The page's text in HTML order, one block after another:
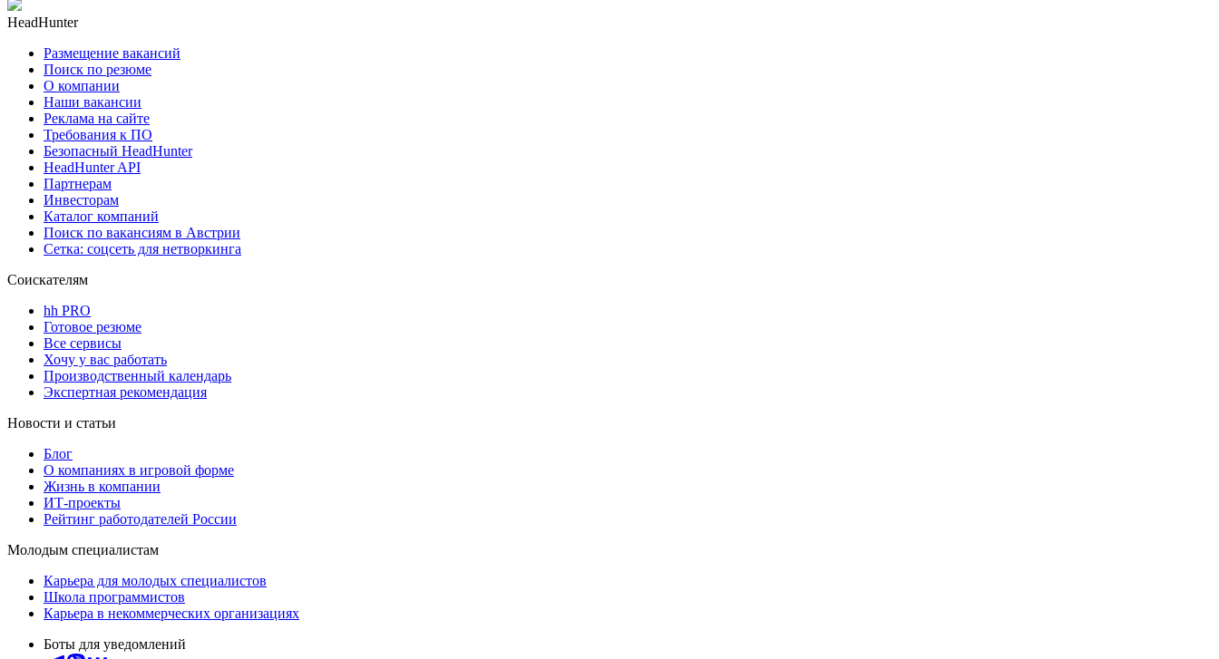
HeadHunter
Размещение вакансий
Поиск по резюме
О компании
Наши вакансии
Реклама на сайте
Требования к ПО
Безопасный HeadHunter
HeadHunter API
Партнерам
Инвесторам
Каталог компаний
Поиск по вакансиям в Австрии
Сетка: соцсеть для нетворкинга
Соискателям
hh PRO
Готовое резюме
Все сервисы
Хочу у вас работать
Производственный календарь
Экспертная рекомендация
Новости и статьи
Блог
О компаниях в игровой форме
Жизнь в компании
ИТ-проекты
Рейтинг работодателей России
Молодым специалистам
Карьера для молодых специалистов
Школа программистов
Карьера в некоммерческих организациях
Боты для уведомлений